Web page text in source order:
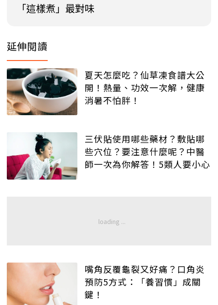
「這樣煮」最對味
延伸閱讀
夏天怎麼吃？仙草凍食譜大公
開！熱量、功效一次解，健康
消暑不怕胖！
三伏貼使用哪些藥材？敷貼哪
些穴位？要注意什麼呢？中醫
師一次為你解答！5類人要小心
嘴角反覆龜裂又好痛？口角炎
預防5方式：「養習慣」成關
鍵！